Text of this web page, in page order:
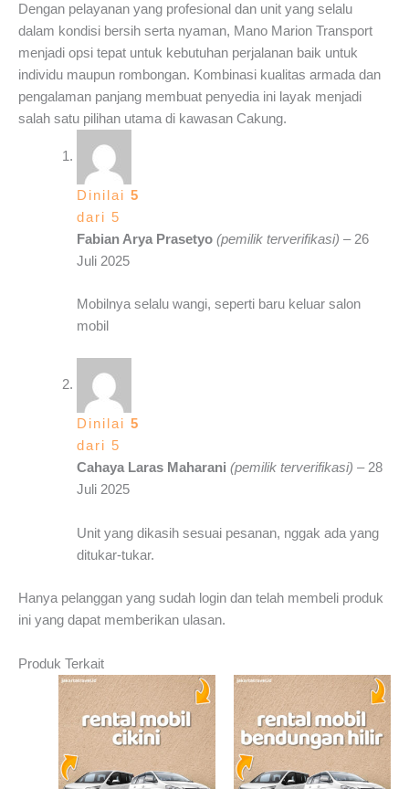
Dengan pelayanan yang profesional dan unit yang selalu
dalam kondisi bersih serta nyaman, Mano Marion Transport
menjadi opsi tepat untuk kebutuhan perjalanan baik untuk
individu maupun rombongan. Kombinasi kualitas armada dan
pengalaman panjang membuat penyedia ini layak menjadi
salah satu pilihan utama di kawasan Cakung.
Dinilai 5
dari 5
Fabian Arya Prasetyo (pemilik terverifikasi) – 26
Juli 2025
Mobilnya selalu wangi, seperti baru keluar salon
mobil
Dinilai 5
dari 5
Cahaya Laras Maharani (pemilik terverifikasi) – 28
Juli 2025
Unit yang dikasih sesuai pesanan, nggak ada yang
ditukar-tukar.
Hanya pelanggan yang sudah login dan telah membeli produk
ini yang dapat memberikan ulasan.
Produk Terkait